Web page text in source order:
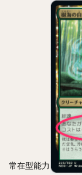
常在型能力